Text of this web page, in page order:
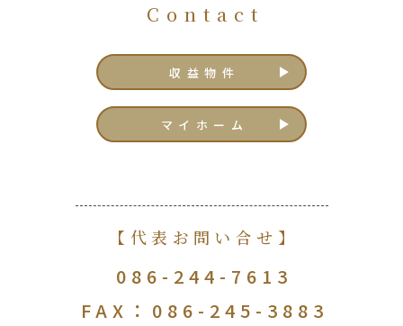
Contact
収益物件
マイホーム
【代表お問い合せ】
086-244-7613
FAX：086-245-3883